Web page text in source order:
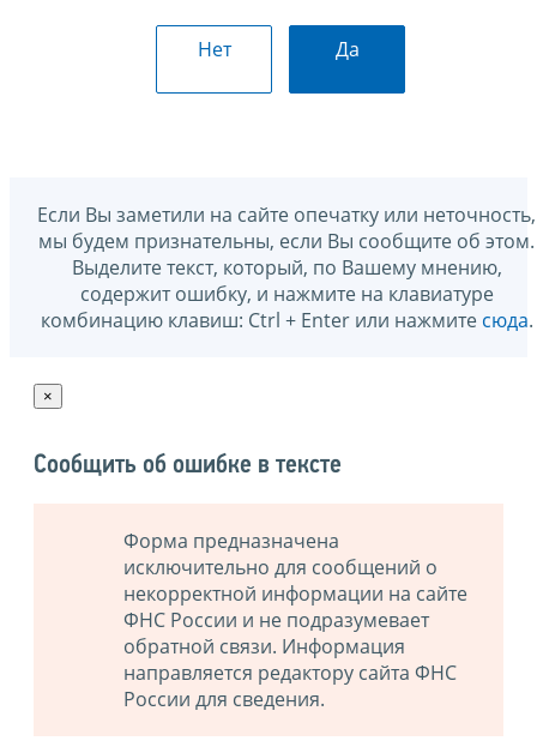
Нет Да
Если Вы заметили на сайте опечатку или неточность,
мы будем признательны, если Вы сообщите об этом.
Выделите текст, который, по Вашему мнению,
содержит ошибку, и нажмите на клавиатуре
комбинацию клавиш: Ctrl + Enter или нажмите сюда.
×
Сообщить об ошибке в тексте
Форма предназначена
исключительно для сообщений о
некорректной информации на сайте
ФНС России и не подразумевает
обратной связи. Информация
направляется редактору сайта ФНС
России для сведения.